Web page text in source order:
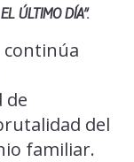
ÚLTIMO DÍA”.
continúa
de
del
familiar.